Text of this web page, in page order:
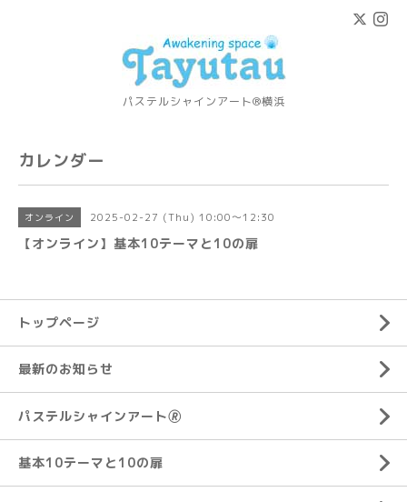
パステルシャインアート®横浜
カレンダー
オンライン 2025-02-27 (Thu) 10:00～12:30
【オンライン】基本10テーマと10の扉
トップページ
最新のお知らせ
パステルシャインアート🄬
基本10テーマと10の扉